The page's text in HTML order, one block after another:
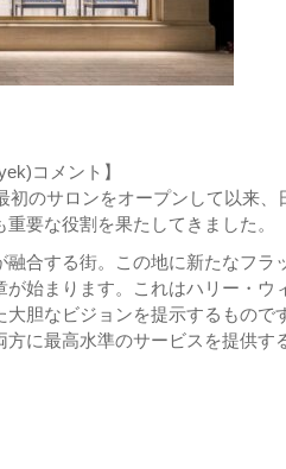
コメント】
初のサロンをオープンして以来、
要な役割を果たしてきました。
合する街。この地に新たなフラ
始まります。これはハリー・ウ
胆なビジョンを提示するもので
に最高水準のサービスを提供す